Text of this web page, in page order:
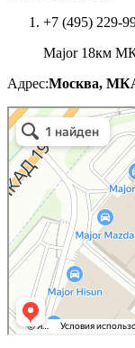
+7 (495) 229-
Major 18км
Адрес:Москва,